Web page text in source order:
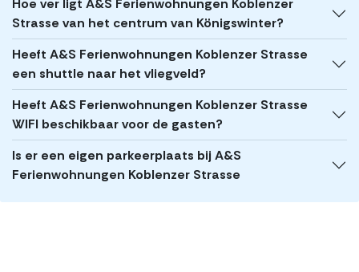
Hoe ver ligt A&S Ferienwohnungen Koblenzer
Strasse van het centrum van Königswinter?
Heeft A&S Ferienwohnungen Koblenzer Strasse
een shuttle naar het vliegveld?
Heeft A&S Ferienwohnungen Koblenzer Strasse
WIFI beschikbaar voor de gasten?
Is er een eigen parkeerplaats bij A&S
Ferienwohnungen Koblenzer Strasse